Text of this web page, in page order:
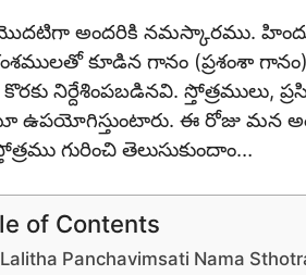
అందరికి నమస్కారము.
కూడిన గానం (ప్రశంశా
కొరకు నిర్దేశింపబడినవి.
ఉపయోగిస్తుంటారు. ఈ రోజు మన
గురించి తెలుసుకుందాం…
of Contents
Panchavimsati Nama